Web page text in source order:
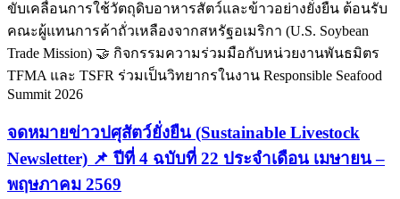
ขับเคลื่อนการใช้วัตถุดิบอาหารสัตว์และข้าวอย่างยั่งยืน ต้อนรับ
คณะผู้แทนการค้าถั่วเหลืองจากสหรัฐอเมริกา (U.S. Soybean
Trade Mission) 🤝 กิจกรรมความร่วมมือกับหน่วยงานพันธมิตร
TFMA และ TSFR ร่วมเป็นวิทยากรในงาน Responsible Seafood
Summit 2026
จดหมายข่าวปศุสัตว์ยั่งยืน (Sustainable Livestock
Newsletter) 📌 ปีที่ 4 ฉบับที่ 22 ประจำเดือน เมษายน –
พฤษภาคม 2569